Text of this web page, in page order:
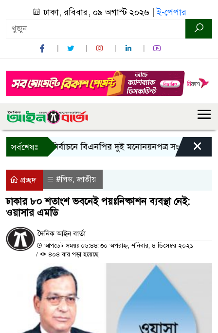
ঢাকা, রবিবার, ০৯ অগাস্ট ২০২৬ |ই-পেপার
সর্বশেষঃ
রাষ্ট্রপতি নির্বাচনে বিএনপির দুই মনোনয়নপত্র সংগ্রহ কাল
×
প্রচ্ছদ #লিড,জাতীয়
ঢাকার ৮০ শতাংশ ভবনেই পয়ঃনিষ্কাশন ব্যবস্থা নেই:
ওয়াসার এমডি
দৈনিক আইন বার্তা
আপডেট সময়ঃ ০৬:৪৪:৩০ অপরাহ্ন, শনিবার, ৪ ডিসেম্বর ২০২১
/
৪০৪ বার পড়া হয়েছে